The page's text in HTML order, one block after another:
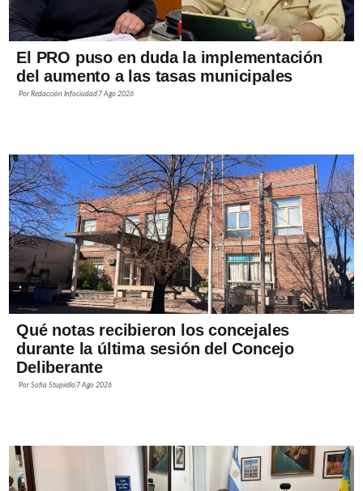
El PRO puso en duda la implementación
del aumento a las tasas municipales
PorRedacción Infociudad 7 Ago 2026
Qué notas recibieron los concejales
durante la última sesión del Concejo
Deliberante
PorSofía Stupiello 7 Ago 2026